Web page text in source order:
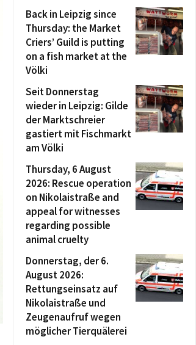
Back in Leipzig since
Thursday: the Market
Criers’ Guild is putting
on a fish market at the
Völki
Seit Donnerstag
wieder in Leipzig: Gilde
der Marktschreier
gastiert mit Fischmarkt
am Völki
Thursday, 6 August
2026: Rescue operation
on Nikolaistraße and
appeal for witnesses
regarding possible
animal cruelty
Donnerstag, der 6.
August 2026:
Rettungseinsatz auf
Nikolaistraße und
Zeugenaufruf wegen
möglicher Tierquälerei